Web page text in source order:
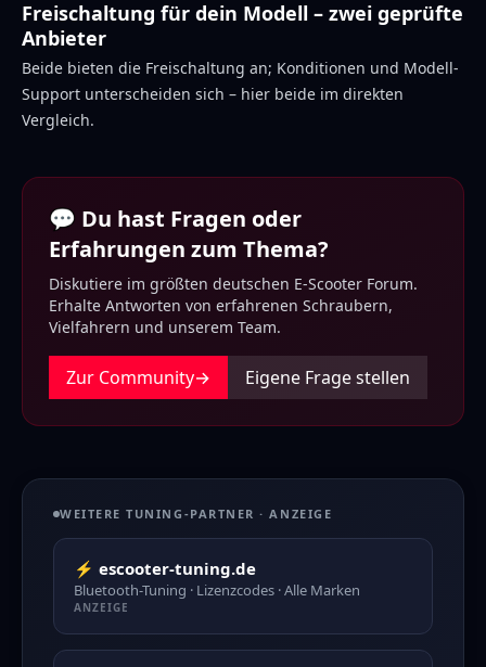
Freischaltung für dein Modell – zwei geprüfte
Anbieter
Beide bieten die Freischaltung an; Konditionen und Modell-
Support unterscheiden sich – hier beide im direkten
Vergleich.
💬 Du hast Fragen oder
Erfahrungen zum Thema?
Diskutiere im größten deutschen E-Scooter Forum.
Erhalte Antworten von erfahrenen Schraubern,
Vielfahrern und unserem Team.
Zur Community→ Eigene Frage stellen
WEITERE TUNING-PARTNER · ANZEIGE
⚡ escooter-tuning.de
Bluetooth-Tuning · Lizenzcodes · Alle Marken
ANZEIGE